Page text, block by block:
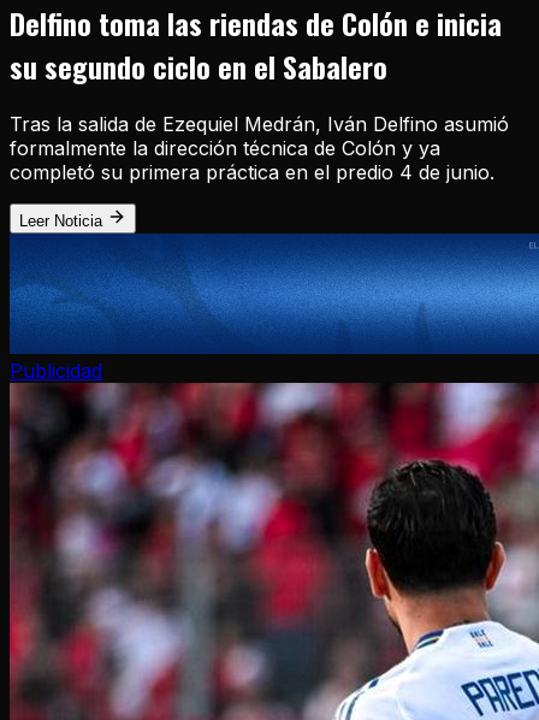
Delfino toma las riendas de Colón e inicia
su segundo ciclo en el Sabalero
Tras la salida de Ezequiel Medrán, Iván Delfino asumió
formalmente la dirección técnica de Colón y ya
completó su primera práctica en el predio 4 de junio.
Leer Noticia
Publicidad